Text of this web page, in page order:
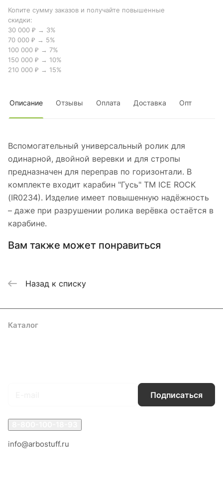
Копите сумму заказов и получайте повышенные
скидки:
30 000 ₽ → 3%
70 000 ₽ → 5%
100 000 ₽ → 7%
150 000 ₽ → 10%
210 000 ₽ → 15%
Описание Отзывы Оплата Доставка Опт
Вспомогательный универсальный ролик для
одинарной, двойной веревки и для стропы
предназначен для переправ по горизонтали. В
комплекте входит карабин "Гусь" ТМ ICE ROCK
(IR0234). Изделие имеет повышенную надёжность
– даже при разрушении ролика верёвка остаётся в
карабине.
Вам также может понравиться
Назад к списку
Каталог
Подписаться
info@arbostuff.ru